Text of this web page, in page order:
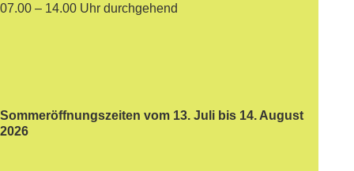
07.00 – 14.00 Uhr durchgehend
Sommeröffnungszeiten vom 13. Juli bis 14. August
2026